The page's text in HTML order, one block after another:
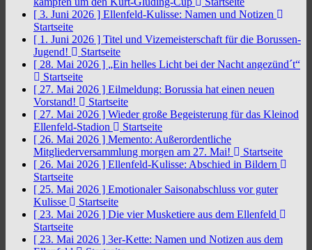
[ 3. Juni 2026 ] Ellenfeld-Kulisse: Namen und Notizen
Startseite
[ 1. Juni 2026 ] Titel und Vizemeisterschaft für die Borussen-
Jugend!
Startseite
[ 28. Mai 2026 ] „Ein helles Licht bei der Nacht angezünd´t“
Startseite
[ 27. Mai 2026 ] Eilmeldung: Borussia hat einen neuen
Vorstand!
Startseite
[ 27. Mai 2026 ] Wieder große Begeisterung für das Kleinod
Ellenfeld-Stadion
Startseite
[ 26. Mai 2026 ] Memento: Außerordentliche
Mitgliederversammlung morgen am 27. Mai!
Startseite
[ 26. Mai 2026 ] Ellenfeld-Kulisse: Abschied in Bildern
Startseite
[ 25. Mai 2026 ] Emotionaler Saisonabschluss vor guter
Kulisse
Startseite
[ 23. Mai 2026 ] Die vier Musketiere aus dem Ellenfeld
Startseite
[ 23. Mai 2026 ] 3er-Kette: Namen und Notizen aus dem